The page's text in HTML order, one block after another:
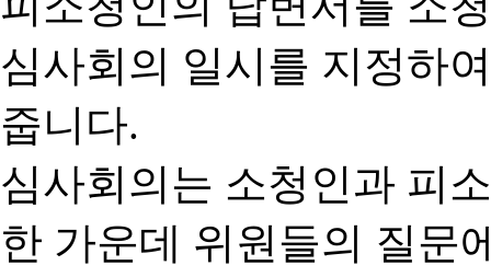
심사회의 일시를 지정하
줍니다.
심사회의는 소청인과 피
한 가운데 위원들의 질문